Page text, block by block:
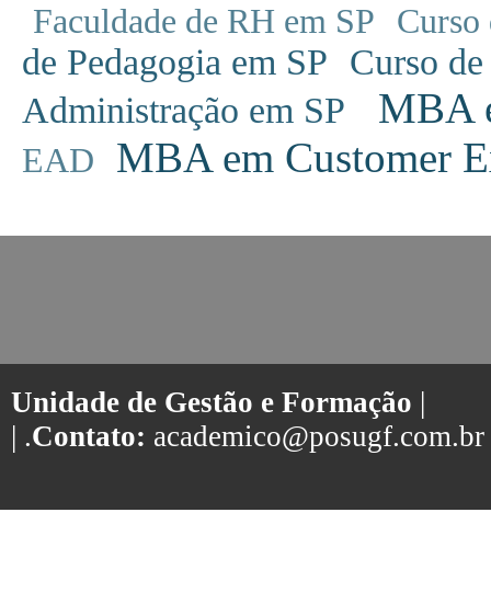
Faculdade de RH em SP Curso
de Pedagogia em SP Curso
Administração em SP
MBA
EAD MBA em Customer
Unidade de Gestão e Formação |
| .Contato: academico@posugf.com.br